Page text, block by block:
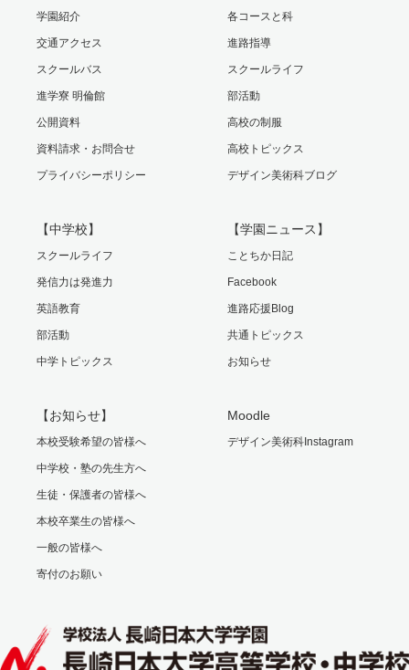
学園紹介
交通アクセス
スクールバス
進学寮 明倫館
公開資料
資料請求・お問合せ
プライバシーポリシー
各コースと科
進路指導
スクールライフ
部活動
高校の制服
高校トピックス
デザイン美術科ブログ
【中学校】
スクールライフ
発信力は発進力
英語教育
部活動
中学トピックス
【学園ニュース】
ことちか日記
Facebook
進路応援Blog
共通トピックス
お知らせ
【お知らせ】
本校受験希望の皆様へ
中学校・塾の先生方へ
生徒・保護者の皆様へ
本校卒業生の皆様へ
一般の皆様へ
寄付のお願い
Moodle
デザイン美術科Instagram